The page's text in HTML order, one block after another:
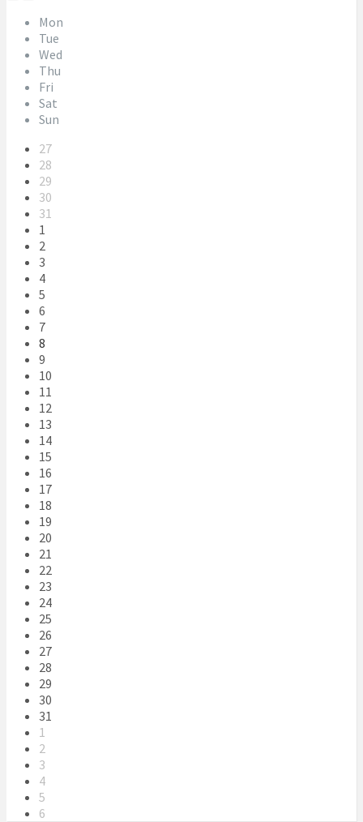
Previous
Month
Next
Month
Mon
Tue
Wed
Thu
Fri
Sat
Sun
Skip
calendar
days
27
28
29
30
31
1
2
3
4
5
6
7
8
9
10
11
12
13
14
15
16
17
18
19
20
21
22
23
24
25
26
27
28
29
30
31
1
2
3
4
5
6